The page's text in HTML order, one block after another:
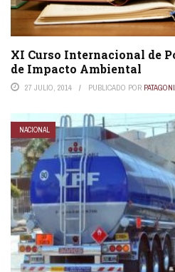
XI Curso Internacional de
de Impacto Ambiental
27 JULIO, 2014 PUBLICADO POR
NACIONAL